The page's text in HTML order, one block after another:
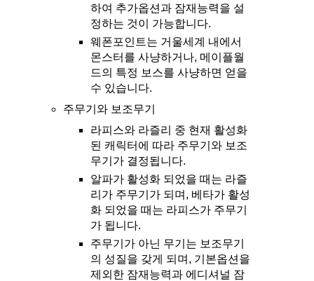
하여 추가옵션과 잠재능력을 설
정하는 것이 가능합니다.
웨폰포인트는 거울세계 내에서
몬스터를 사냥하거나, 메이플월
드의 특정 보스를 사냥하면 얻을
수 있습니다.
주무기와 보조무기
라피스와 라즐리 중 현재 활성화
된 캐릭터에 따라 주무기와 보조
무기가 결정됩니다.
알파가 활성화 되었을 때는 라즐
리가 주무기가 되며, 베타가 활성
화 되었을 때는 라피스가 주무기
가 됩니다.
주무기가 아닌 무기는 보조무기
의 성질을 갖게 되며, 기본옵션을
제외한 잠재능력과 에디셔널 잠